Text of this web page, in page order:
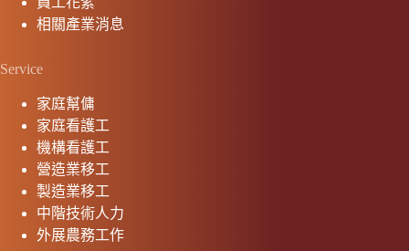
相關產業消息
Service
家庭幫傭
家庭看護工
機構看護工
營造業移工
製造業移工
中階技術人力
外展農務工作